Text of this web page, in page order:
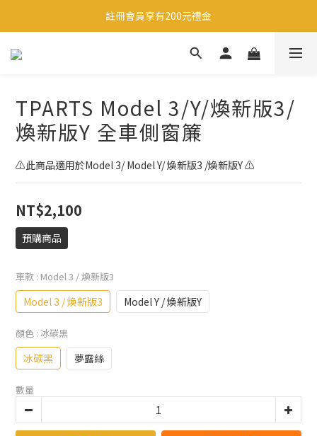
註冊會員享有200元禮金
滿1500即享免運-至領卷中心領取免運卷
生日當天享有200元禮金
TPARTS Model 3/Y/煥新版3/
煥新版Y 全車側窗簾
⚠️此商品適用於Model 3/ Model Y/ 煥新版3 /煥新版Y ⚠️
NT$2,100
預購商品
車款 : Model 3 / 煥新版3
Model 3 / 煥新版3 Model Y / 煥新版Y
顏色 : 冰碳黑
冰碳黑 夢露絲
數量